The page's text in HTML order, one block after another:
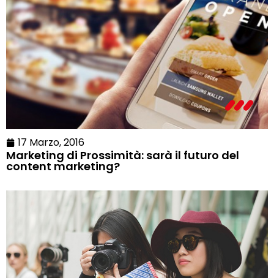
17 Marzo, 2016
Marketing di Prossimità: sarà il futuro del
content marketing?